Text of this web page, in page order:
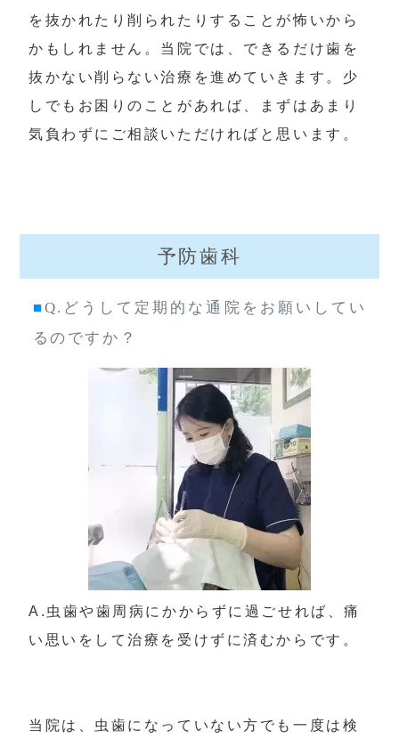
を抜かれたり削られたりすることが怖いから
かもしれません。当院では、できるだけ歯を
抜かない削らない治療を進めていきます。少
しでもお困りのことがあれば、まずはあまり
気負わずにご相談いただければと思います。
予防歯科
■Q.どうして定期的な通院をお願いしてい
るのですか？
A.虫歯や歯周病にかからずに過ごせれば、痛
い思いをして治療を受けずに済むからです。
当院は、虫歯になっていない方でも一度は検